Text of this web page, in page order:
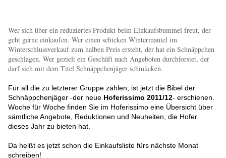
Wer sich über ein reduziertes Produkt beim Einkaufsbummel freut, der
geht gerne einkaufen. Wer einen schicken Wintermantel im
Winterschlussverkauf zum halben Preis ersteht, der hat ein Schnäppchen
geschlagen. Wer gezielt ein Geschäft nach Angeboten durchforstet, der
darf sich mit dem Titel Schnäppchenjäger schmücken.
Für all die zu letzterer Gruppe zählen, ist jetzt die Bibel der
Schnäppchenjäger -der neue Hoferissimo 2011/12- erschienen.
Woche für Woche finden Sie im Hoferissimo eine Übersicht über
sämtliche Angebote, Reduktionen und Neuheiten, die Hofer
dieses Jahr zu bieten hat.
Da heißt es jetzt schon die Einkaufsliste fürs nächste Monat
schreiben!